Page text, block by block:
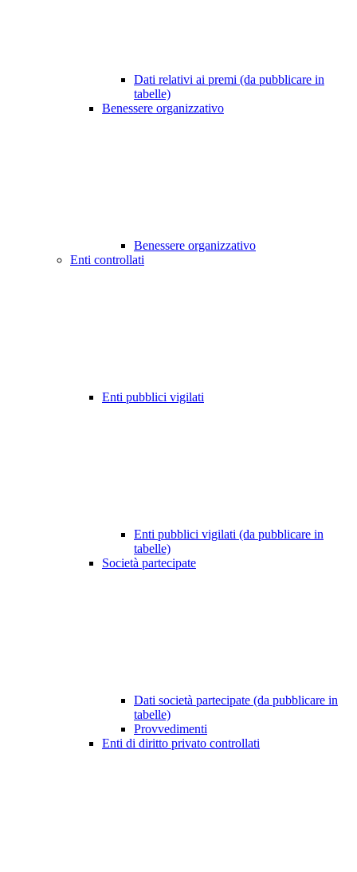
Dati relativi ai premi (da pubblicare in
tabelle)
Benessere organizzativo
Benessere organizzativo
Enti controllati
Enti pubblici vigilati
Enti pubblici vigilati (da pubblicare in
tabelle)
Società partecipate
Dati società partecipate (da pubblicare in
tabelle)
Provvedimenti
Enti di diritto privato controllati